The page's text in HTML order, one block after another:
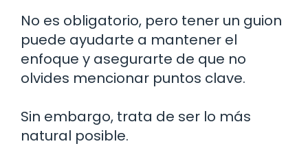
No es obligatorio, pero tener un guion
puede ayudarte a mantener el
enfoque y asegurarte de que no
olvides mencionar puntos clave.
Sin embargo, trata de ser lo más
natural posible.